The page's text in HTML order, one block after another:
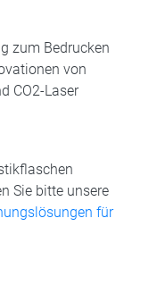
zum Bedrucken
von
CO2-Laser
Sie bitte unsere
für